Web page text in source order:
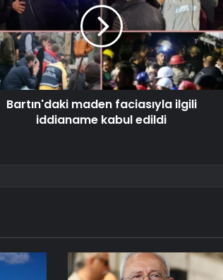
Bartın'daki maden faciasıyla ilgili
iddianame kabul edildi